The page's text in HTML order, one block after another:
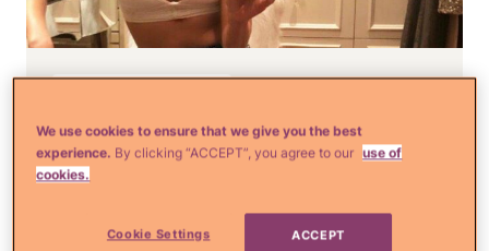
Jennifer López muestra su
impactante rutina en el
gimnasio (VIDEOS)
We use cookies to ensure that we give you the best
experience. By clicking “ACCEPT”, you agree to our use of
cookies.
Cookie Settings ACCEPT